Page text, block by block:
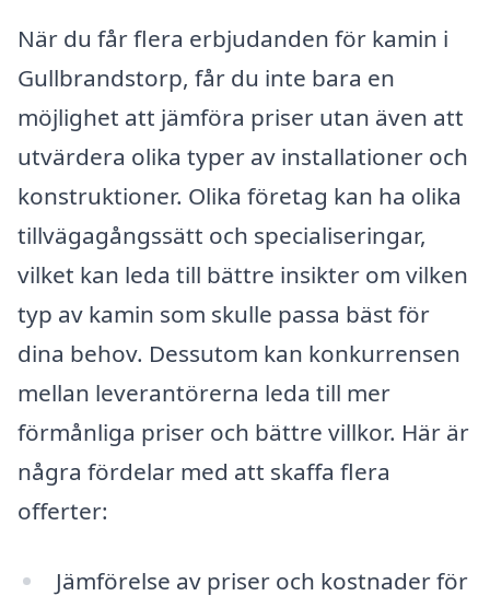
När du får flera erbjudanden för kamin i
Gullbrandstorp, får du inte bara en
möjlighet att jämföra priser utan även att
utvärdera olika typer av installationer och
konstruktioner. Olika företag kan ha olika
tillvägagångssätt och specialiseringar,
vilket kan leda till bättre insikter om vilken
typ av kamin som skulle passa bäst för
dina behov. Dessutom kan konkurrensen
mellan leverantörerna leda till mer
förmånliga priser och bättre villkor. Här är
några fördelar med att skaffa flera
offerter:
Jämförelse av priser och kostnader för